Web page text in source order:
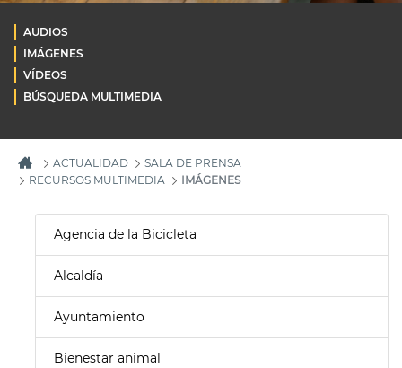
AUDIOS
IMÁGENES
VÍDEOS
BÚSQUEDA MULTIMEDIA
ACTUALIDAD
SALA DE PRENSA
RECURSOS MULTIMEDIA
IMÁGENES
Agencia de la Bicicleta
Alcaldía
Ayuntamiento
Bienestar animal